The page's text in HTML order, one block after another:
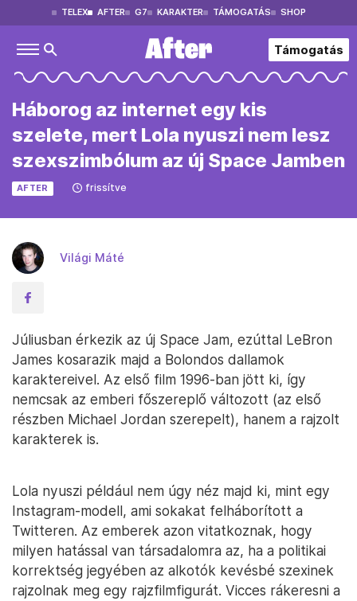
TELEX AFTER G7 KARAKTER TÁMOGATÁS SHOP
Támogatás
Háborog az internet egy kis
szelete, mert Lola nyuszi nem lesz
szexszimbólum az új Space Jamben
AFTER frissítve
Világi Máté
Júliusban érkezik az új Space Jam, ezúttal LeBron
James kosarazik majd a Bolondos dallamok
karaktereivel. Az első film 1996-ban jött ki, így
nemcsak az emberi főszereplő változott (az első
részben Michael Jordan szerepelt), hanem a rajzolt
karakterek is.
Lola nyuszi például nem úgy néz majd ki, mint egy
Instagram-modell, ami sokakat felháborított a
Twitteren. Az emberek azon vitatkoznak, hogy
milyen hatással van társadalomra az, ha a politikai
korrektség jegyében az alkotók kevésbé szexinek
rajzolnak meg egy rajzfilmfigurát. Vicces rákeresni a